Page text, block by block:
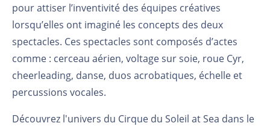
pour attiser l’inventivité des équipes créatives
lorsqu’elles ont imaginé les concepts des deux
spectacles. Ces spectacles sont composés d’actes
comme : cerceau aérien, voltage sur soie, roue Cyr,
cheerleading, danse, duos acrobatiques, échelle et
percussions vocales.
Découvrez l'univers du Cirque du Soleil at Sea dans le